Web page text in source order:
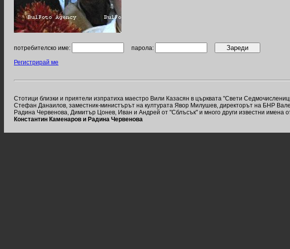
потребителско име: парола:
Регистрирай ме
Стотици близки и приятели изпратиха маестро Вили Казасян в църквата "Свети
Стефан Данаилов, заместник-министърът на културата Явор Милушев, директорът на БНР
Радина Червенова, Димитър Цонев, Иван и Андрей от "Сблъсък" и много други известни имена
Константин Каменаров и Радина Червенова